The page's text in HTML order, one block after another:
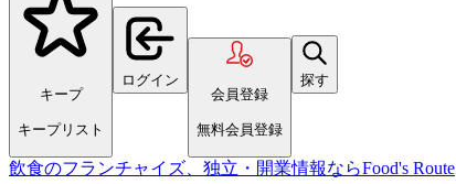
キープ
キープリスト
ログイン
会員登録
無料会員登録
探す
飲食のフランチャイズ、独立・開業情報ならFood's Route